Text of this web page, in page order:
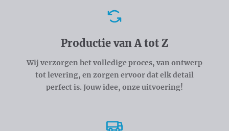
Productie van A tot Z
Wij verzorgen het volledige proces, van ontwerp
tot levering, en zorgen ervoor dat elk detail
perfect is. Jouw idee, onze uitvoering!